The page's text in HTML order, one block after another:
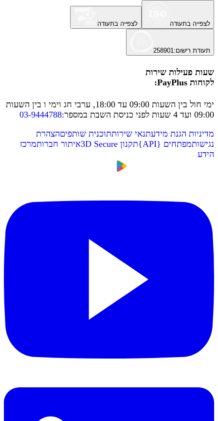
לצפייה בתעודה לצפייה בתעודה
תעודת רישום:
258901
שעות פעילות שירות
לקוחות PayPlus:
ימי חול בין השעות 09:00 עד 18:00, ערבי חג וימי ו בין השעות
09:00 ועד 4 שעות לפני כניסת השבת במספר
:
03-9444788
מדיניות הגנת מידעתנאי שירותתוכנית שותפיםהצהרת
נגישותמפתחים {
API
}תקנון 3D Secure איתור חברותמרכז
הידע